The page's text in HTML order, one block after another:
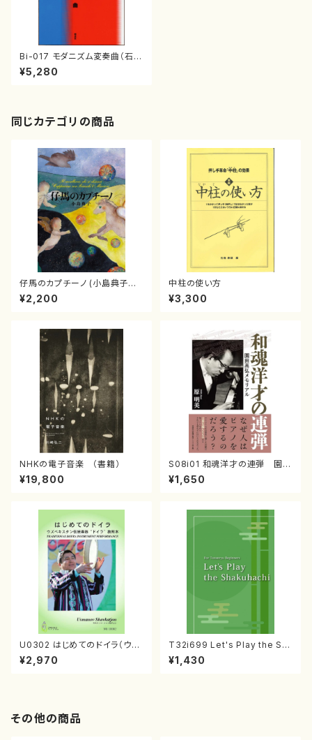
Bi-017 モダニズム変奏曲（石田
一志/書籍）
¥5,280
同じカテゴリの商品
仔馬のカプチーノ (小島典子／
書籍)
¥2,200
中柱の使い方
¥3,300
NHKの電子音楽 （書籍）
¥19,800
S08i01 和魂洋才の連弾 園田
高弘メモリアル （原明美/書籍）
¥1,650
U0302 はじめてのドイラ（ウズ
ベキスタン・ドイラ教則本/ウスマ
ノフ・シャフカチョン/日本語版）
¥2,970
T32i699 Let's Play the Sh
akuhachi（教則本・英語版）
¥1,430
その他の商品